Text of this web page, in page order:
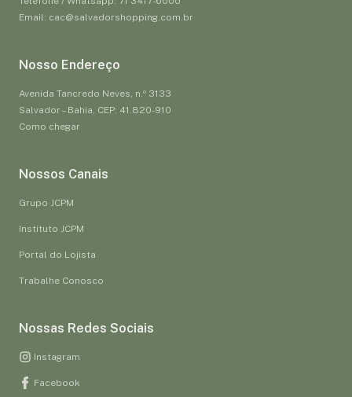
Email: cac@salvadorshopping.com.br
Nosso Endereço
Avenida Tancredo Neves, n.º 3133
Salvador – Bahia, CEP: 41.820-910
Como chegar
Nossos Canais
Grupo JCPM
Instituto JCPM
Portal do Lojista
Trabalhe Conosco
Nossas Redes Sociais
Instagram
Facebook